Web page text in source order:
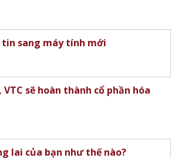
tin sang máy tính mới
VTC sẽ hoàn thành cổ phần hóa
lai của bạn như thế nào?